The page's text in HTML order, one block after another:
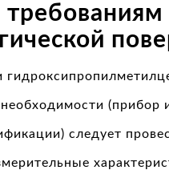
(прибор
следует